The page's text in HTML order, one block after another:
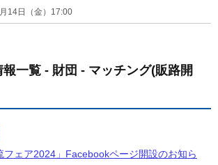
14日（金）17:00
一覧 - 財団 - マッチング(販路開
フェア2024」Facebookページ開設のお知ら